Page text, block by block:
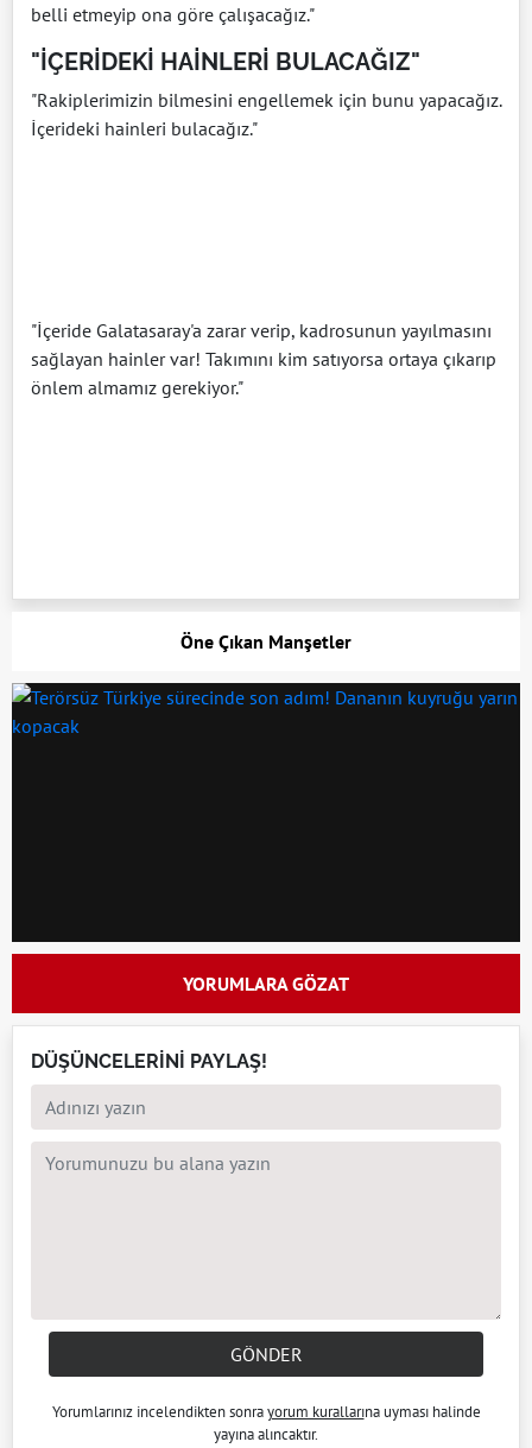
belli etmeyip ona göre çalışacağız."
"İÇERİDEKİ HAİNLERİ BULACAĞIZ"
"Rakiplerimizin bilmesini engellemek için bunu yapacağız.
İçerideki hainleri bulacağız."
"İçeride Galatasaray'a zarar verip, kadrosunun yayılmasını
sağlayan hainler var! Takımını kim satıyorsa ortaya çıkarıp
önlem almamız gerekiyor."
Öne Çıkan Manşetler
YORUMLARA GÖZAT
DÜŞÜNCELERİNİ PAYLAŞ!
GÖNDER
Yorumlarınız incelendikten sonrayorum kurallarına uyması halinde
yayına alıncaktır.